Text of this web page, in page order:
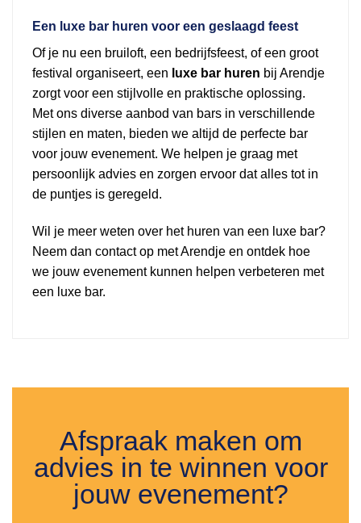
Een luxe bar huren voor een geslaagd feest
Of je nu een bruiloft, een bedrijfsfeest, of een groot
festival organiseert, een luxe bar huren bij Arendje
zorgt voor een stijlvolle en praktische oplossing.
Met ons diverse aanbod van bars in verschillende
stijlen en maten, bieden we altijd de perfecte bar
voor jouw evenement. We helpen je graag met
persoonlijk advies en zorgen ervoor dat alles tot in
de puntjes is geregeld.
Wil je meer weten over het huren van een luxe bar?
Neem dan contact op met Arendje en ontdek hoe
we jouw evenement kunnen helpen verbeteren met
een luxe bar.
Afspraak maken om
advies in te winnen voor
jouw evenement?